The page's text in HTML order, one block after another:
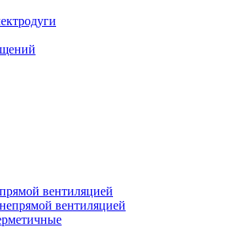
вентиляцией
вентиляцией